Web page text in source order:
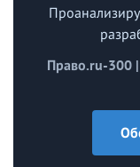
Право.ru-300 |